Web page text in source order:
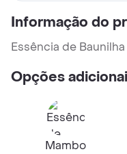
Informação do
Essência de
Opções
Mambo